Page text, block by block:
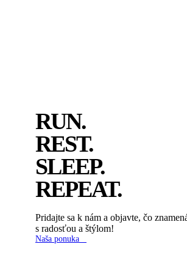
RUN.
REST.
SLEEP.
REPEAT.
Pridajte sa k nám a objavte, čo
s radosťou a štýlom!
Naša ponuka